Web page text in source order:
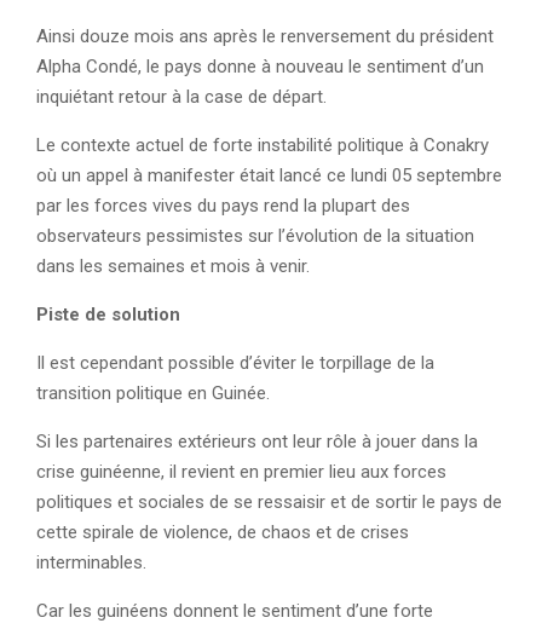
Ainsi douze mois ans après le renversement du président
Alpha Condé, le pays donne à nouveau le sentiment d’un
inquiétant retour à la case de départ.
Le contexte actuel de forte instabilité politique à Conakry
où un appel à manifester était lancé ce lundi 05 septembre
par les forces vives du pays rend la plupart des
observateurs pessimistes sur l’évolution de la situation
dans les semaines et mois à venir.
Piste de solution
Il est cependant possible d’éviter le torpillage de la
transition politique en Guinée.
Si les partenaires extérieurs ont leur rôle à jouer dans la
crise guinéenne, il revient en premier lieu aux forces
politiques et sociales de se ressaisir et de sortir le pays de
cette spirale de violence, de chaos et de crises
interminables.
Car les guinéens donnent le sentiment d’une forte